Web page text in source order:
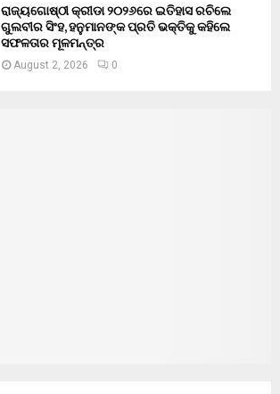
ରାଜ୍ୟଗୋଷ୍ଠୀ କ୍ରୀଡା ୨୦୨୬ରେ ଇତିହାସ ରଚିଲେ
ଗୁଲବୀର ସିଂହ, ହନୁମାନଙ୍କ ପ୍ରତି ଭକ୍ତିକୁ କହିଲେ
ସଫଳତାର ମୂଳମନ୍ତ୍ର
August 2, 2026 0